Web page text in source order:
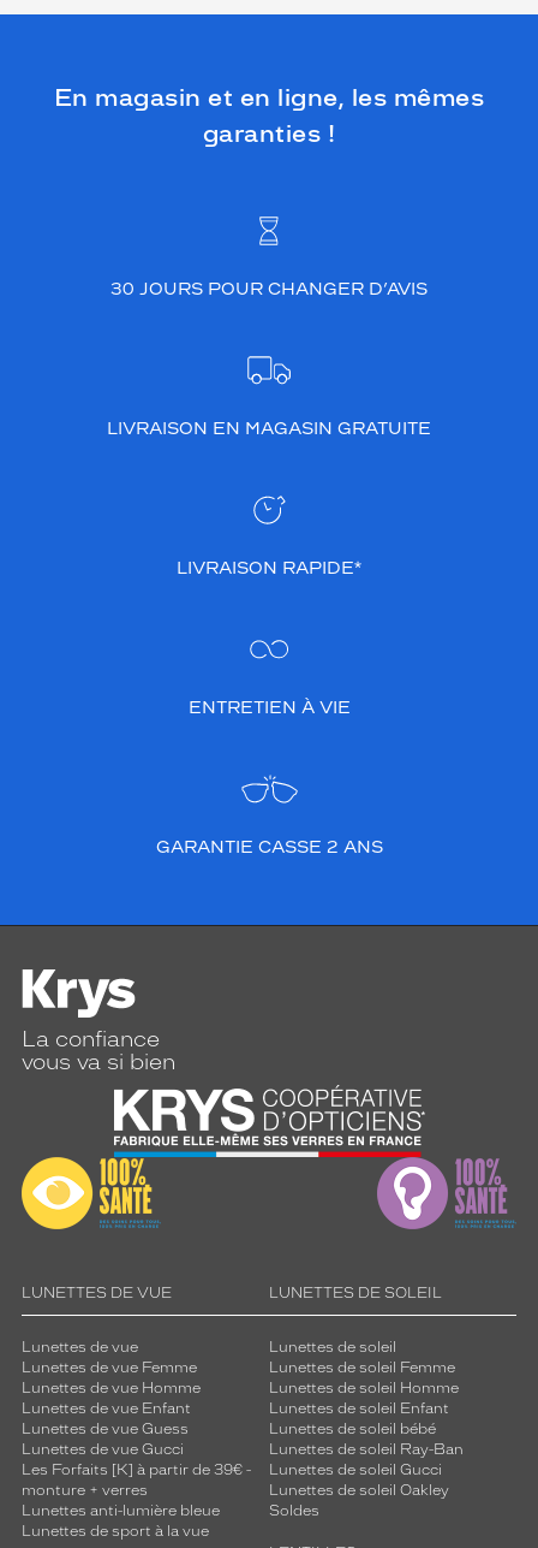
En magasin et en ligne, les mêmes
garanties !
30 JOURS POUR CHANGER D’AVIS
LIVRAISON EN MAGASIN GRATUITE
LIVRAISON RAPIDE*
ENTRETIEN À VIE
GARANTIE CASSE 2 ANS
La confiance
vous va si bien
LUNETTES DE VUE
Lunettes de vue
Lunettes de vue Femme
Lunettes de vue Homme
Lunettes de vue Enfant
Lunettes de vue Guess
Lunettes de vue Gucci
Les Forfaits [K] à partir de 39€ -
monture + verres
Lunettes anti-lumière bleue
Lunettes de sport à la vue
LUNETTES DE SOLEIL
Lunettes de soleil
Lunettes de soleil Femme
Lunettes de soleil Homme
Lunettes de soleil Enfant
Lunettes de soleil bébé
Lunettes de soleil Ray-Ban
Lunettes de soleil Gucci
Lunettes de soleil Oakley
Soldes